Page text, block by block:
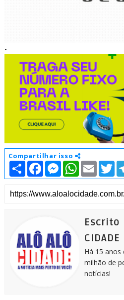
-
Compartilhar isso
S
h
a
e
F
c
b
M
e
s
e
W
h
a
t
s
E
m
a
l
T
i
t
t
Escrito
CIDADE
Há 15 anos
milhão de
notícias!